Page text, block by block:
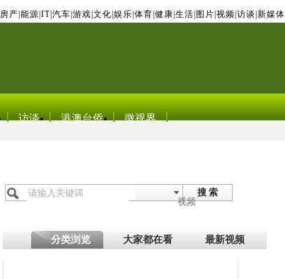
房产 能源 IT| 汽车 游戏 文化 娱乐 体育 健康 生活 图片 视频 访谈 新媒体
访谈 港澳台侨 微视界
搜 索
视频
分类浏览 大家都在看 最新视频